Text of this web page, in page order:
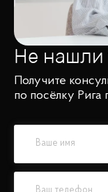
Не нашли
Получите
по посёлку Рига